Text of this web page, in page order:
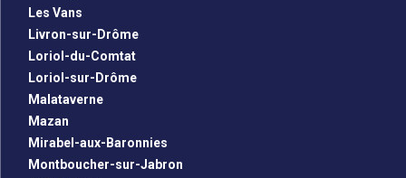
Les Vans
Livron-sur-Drôme
Loriol-du-Comtat
Loriol-sur-Drôme
Malataverne
Mazan
Mirabel-aux-Baronnies
Montboucher-sur-Jabron